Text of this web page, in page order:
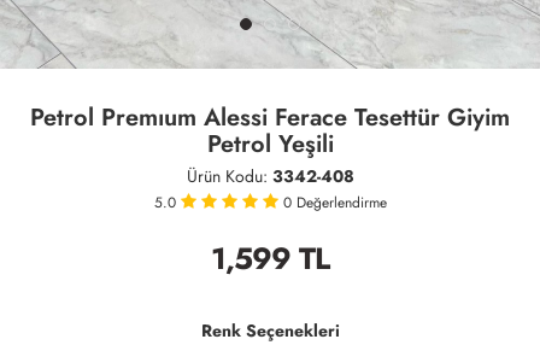
Petrol Premıum Alessi Ferace Tesettür Giyim
Petrol Yeşili
Ürün Kodu: 3342-408
5.0 0 Değerlendirme
1,599TL
Renk Seçenekleri